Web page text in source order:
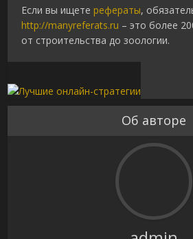
Если вы ищетерефераты,
http://manyreferats.ru – это более
от строительства до зоологии.
Об авторе